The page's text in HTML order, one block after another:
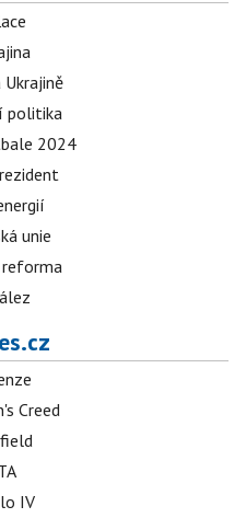
Ukrajině
politika
2024
unie
Creed
IV